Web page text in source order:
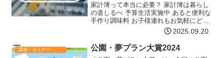
家計簿って本当に必要？ 家計簿は暮らし
の道しるべ 予算生活実施中 あると便利な
手作り調味料 お子様連れもお気軽にどう
ぞスケジュール10月18日(土) 10:30～
12:00会場羽仁もと子記念館 八戸友の家
資料代350円10月23日(木) 1…【詳細は
コチラ】
2025.09.20
講座・セミナー・表彰 公園・夢プラン大賞2024